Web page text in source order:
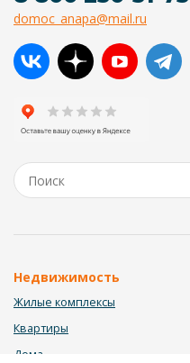
domoc_anapa@mail.ru
Недвижимость
Жилые комплексы
Квартиры
Дома